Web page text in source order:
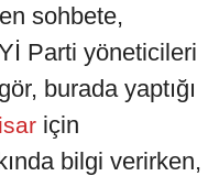
sohbete,
Parti yöneticileri
burada yaptığı
için
bilgi verirken,